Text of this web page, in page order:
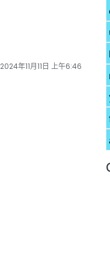
2024年11月11日 上午6:46